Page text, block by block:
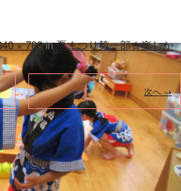
× 780in夏まつり第一部☆楽しか
次へ →